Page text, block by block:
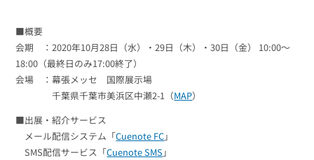
アンケートシステム・フォーム
緊急参集・安否確認
システム連携・効率化
セキュリティ対策
デジタルマーケティング
メール配信用語集
■概要
会期 ：2020年10月28日（水）・29日（木）・30日（金） 10:00～
18:00（最終日のみ17:00終了）
会場 ：幕張メッセ 国際展示場
千葉県千葉市美浜区中瀬2-1（MAP）
■出展・紹介サービス
メール配信システム「Cuenote FC」
SMS配信サービス「Cuenote SMS 」